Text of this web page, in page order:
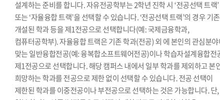
설계하는 준비를 합니다. 자유전공학부는 2학년 진학 시 ‘전공선택 트랙’
또는 ‘자율융합 트랙’을 선택할 수 있습니다. ‘전공선택 트랙’의 경우 기
개설된 학과 등을 제1전공으로 선택합니다(예: 국제금융학과,
컴퓨터공학부). 자율융합 트랙은 기존 학과(전공) 외 에 본인의 관심분
맞는 일반융합전공(예: 융복합소프트웨어전공)이나 학습자설계융합전
제1전공으로 선택합니다. 해당 캠퍼스 내에서 일부 학과를 제외하고 본
희망하는 학과를 전공으로 제한 없이 선택할 수 있습니다. 전공 선택이
제한된 학과를 이중전공이나 부전공으로 선택하는 것은 가능합니다. 단,